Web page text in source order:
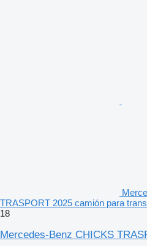
TRASPORT 2025 camión para
18
Mercedes-Benz CHICKS